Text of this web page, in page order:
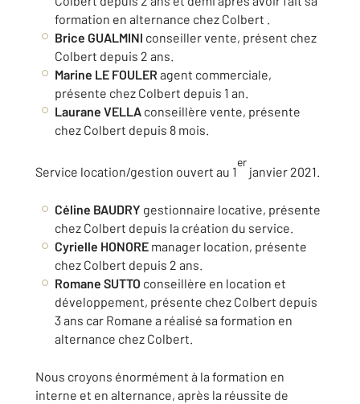
formation en alternance chez Colbert .
Brice GUALMINI conseiller vente, présent chez
Colbert depuis 2 ans.
Marine LE FOULER agent commerciale,
présente chez Colbert depuis 1 an.
Laurane VELLA conseillère vente, présente
chez Colbert depuis 8 mois.
Service location/gestion ouvert au 1
er
janvier 2021.
Céline BAUDRY gestionnaire locative, présente
chez Colbert depuis la création du service.
Cyrielle HONORE manager location, présente
chez Colbert depuis 2 ans.
Romane SUTTO conseillère en location et
développement, présente chez Colbert depuis
3 ans car Romane a réalisé sa formation en
alternance chez Colbert.
Nous croyons énormément à la formation en
interne et en alternance, après la réussite de